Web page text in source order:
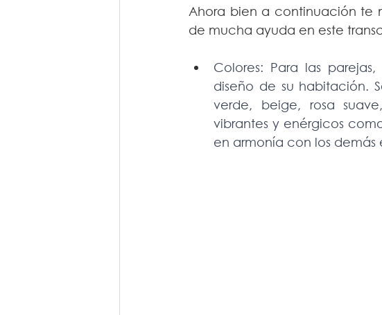
Ahora bien a continuación te
de mucha ayuda en este
Colores: Para las
diseño de su habitación.
verde, beige, rosa
vibrantes y enérgicos
en armonía con los